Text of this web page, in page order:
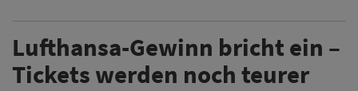
Lufthansa-Gewinn bricht ein –
Tickets werden noch teurer